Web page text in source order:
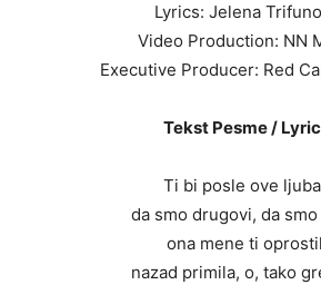
Lyrics: Jelena
Video Production: NN
Executive Producer: Red
Tekst Pesme /
Ti bi posle ove
da smo drugovi, da
ona mene ti
nazad primila, o, tako